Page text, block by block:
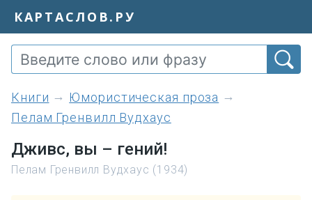
КАРТАСЛОВ.РУ
книги
Юмористическая проза
Пелам Гренвилл Вудхаус
Дживс, вы – гений!
Пелам Гренвилл Вудхаус (1934)